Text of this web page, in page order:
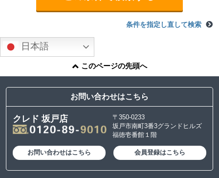
条件を指定し直して検索
日本語
このページの先頭へ
お問い合わせはこちら
クレド 坂戸店
〒350-0233
坂戸市南町3番3グランドヒルズ
福徳壱番館１階
お問い合わせはこちら 会員登録はこちら